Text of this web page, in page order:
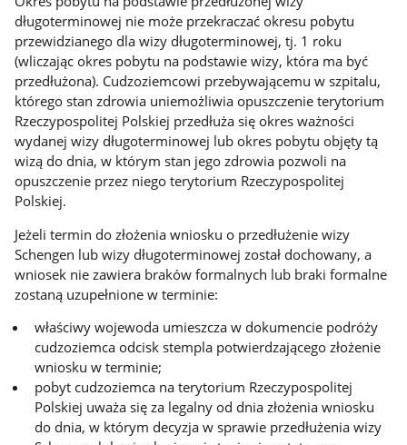
długoterminowej nie może przekraczać okresu pobytu
przewidzianego dla wizy długoterminowej, tj. 1 roku
(wliczając okres pobytu na podstawie wizy, która ma być
przedłużona). Cudzoziemcowi przebywającemu w szpitalu,
którego stan zdrowia uniemożliwia opuszczenie terytorium
Rzeczypospolitej Polskiej przedłuża się okres ważności
wydanej wizy długoterminowej lub okres pobytu objęty tą
wizą do dnia, w którym stan jego zdrowia pozwoli na
opuszczenie przez niego terytorium Rzeczypospolitej
Polskiej.
Jeżeli termin do złożenia wniosku o przedłużenie wizy
Schengen lub wizy długoterminowej został dochowany, a
wniosek nie zawiera braków formalnych lub braki formalne
zostaną uzupełnione w terminie:
właściwy wojewoda umieszcza w dokumencie podróży
cudzoziemca odcisk stempla potwierdzającego złożenie
wniosku w terminie;
pobyt cudzoziemca na terytorium Rzeczypospolitej
Polskiej uważa się za legalny od dnia złożenia wniosku
do dnia, w którym decyzja w sprawie przedłużenia wizy